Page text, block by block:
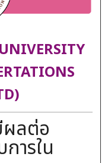
ลต่อ
ารใน